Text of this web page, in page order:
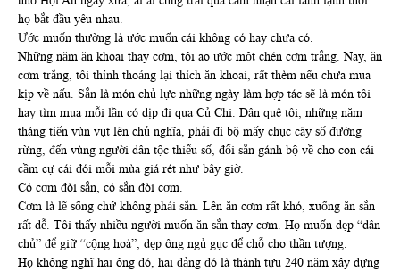
họ bắt đầu yêu nhau.
Ước muốn thường là ước muốn cái không có hay chưa có.
Những năm ăn khoai thay cơm, tôi ao ước một chén cơm trắng. Nay, ăn
cơm trắng, tôi thỉnh thoảng lại thích ăn khoai, rất thèm nếu chưa mua
kịp về nấu. Sắn là món chủ lực những ngày làm hợp tác sẽ là món tôi
hay tìm mua mỗi lần có dịp đi qua Củ Chi. Dân quê tôi, những năm
tháng tiến vùn vụt lên chủ nghĩa, phải đi bộ mấy chục cây số đường
rừng, đến vùng người dân tộc thiểu số, đổi sắn gánh bộ về cho con cái
cầm cự cái đói mỗi mùa giá rét như bây giờ.
Có cơm đòi sắn, có sắn đòi cơm.
Cơm là lẽ sống chứ không phải sắn. Lên ăn cơm rất khó, xuống ăn sắn
rất dễ. Tôi thấy nhiều người muốn ăn sắn thay cơm. Họ muốn dẹp “dân
chủ” để giữ “cộng hoà”, dẹp ông ngủ gục để chỗ cho thần tượng.
Họ không nghĩ hai ông đó, hai đảng đó là thành tựu 240 năm xây dựng